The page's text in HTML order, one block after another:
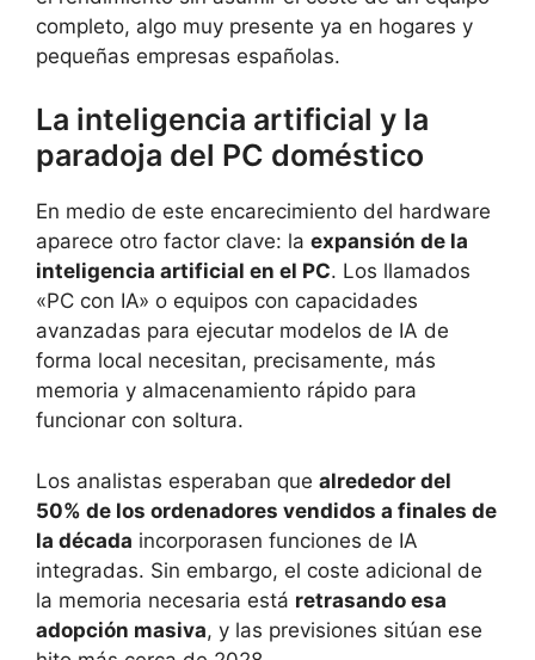
completo, algo muy presente ya en hogares y
pequeñas empresas españolas.
La inteligencia artificial y la
paradoja del PC doméstico
En medio de este encarecimiento del hardware
aparece otro factor clave: la expansión de la
inteligencia artificial en el PC. Los llamados
«PC con IA» o equipos con capacidades
avanzadas para ejecutar modelos de IA de
forma local necesitan, precisamente, más
memoria y almacenamiento rápido para
funcionar con soltura.
Los analistas esperaban que alrededor del
50% de los ordenadores vendidos a finales de
la década incorporasen funciones de IA
integradas. Sin embargo, el coste adicional de
la memoria necesaria está retrasando esa
adopción masiva, y las previsiones sitúan ese